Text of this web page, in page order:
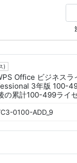
)
Office ビジネスラ
3年版 100-
の累計100-499ライ
0100-ADD_9